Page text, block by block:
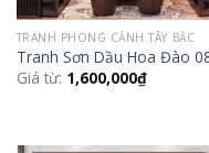
TRANH PHONG CẢNH TÂY BẮC
Tranh Sơn Dầu Hoa Đào
Giá từ: 1,600,000₫